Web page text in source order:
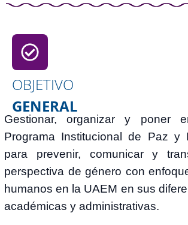
OBJETIVO
GENERAL
Gestionar, organizar y poner
Programa Institucional de Paz y
para prevenir, comunicar y
perspectiva de género con
humanos en la UAEM en sus
académicas y administrativas.